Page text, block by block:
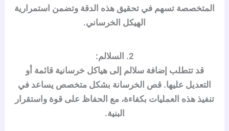
المتخصصة تسهم في تحقيق هذه الدقة وتضمن استمرارية
الهيكل الخرساني.
2. السلالم:
قد تتطلب إضافة سلالم إلى هياكل خرسانية قائمة أو
التعديل عليها. قص الخرسانة بشكل متخصص يساعد في
تنفيذ هذه العمليات بكفاءة، مع الحفاظ على قوة واستقرار
البنية.